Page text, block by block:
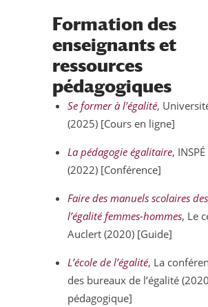
Formation des
enseignants et
ressources
pédagogiques
Se former à l’égalité,
(2025) [Cours en ligne]
La pédagogie égalitaire,
(2022) [Conférence]
Faire des manuels scolaires
l’égalité femmes-hommes, Le
Auclert (2020) [Guide]
L’école de l’égalité, La
des bureaux de l’égalité
pédagogique]